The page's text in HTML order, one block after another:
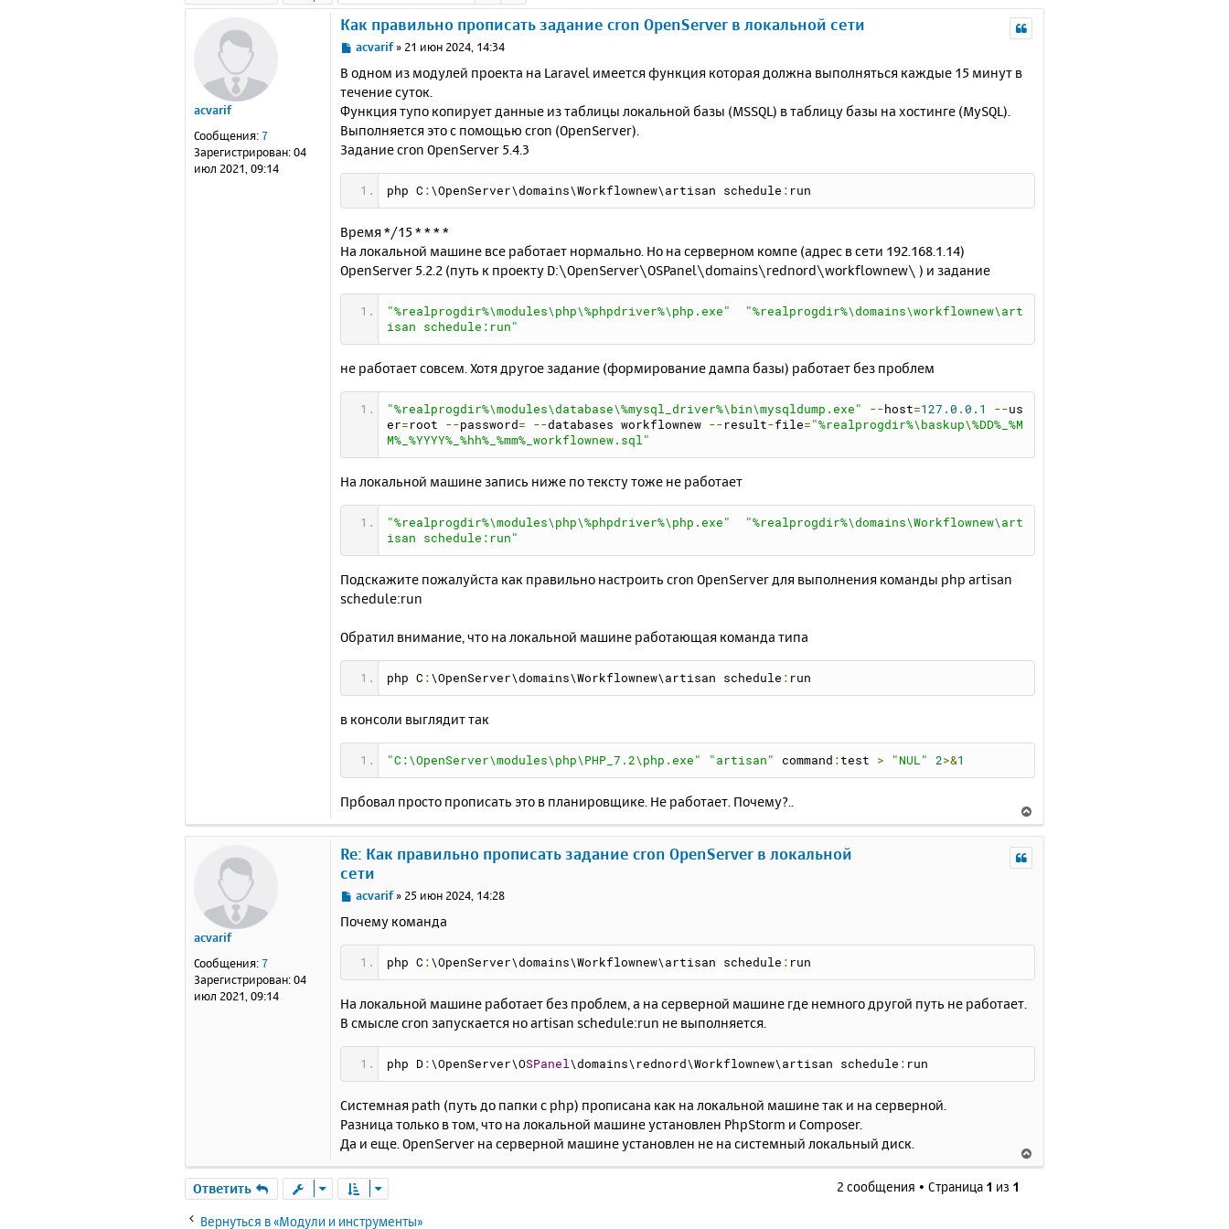
acvarif
Сообщения: 7
Зарегистрирован:04
июл 2021, 09:14
Как правильно прописать задание cron OpenServer в локальной сети
С
о
б
щ
е
н
и
е
acvarif» 21 июн 2024, 14:34
В одном из модулей проекта на Laravel имеется функция которая должна выполняться каждые 15 минут в
течение суток.
Функция тупо копирует данные из таблицы локальной базы (MSSQL) в таблицу базы на хостинге (MySQL).
Выполняется это с помощью cron (OpenServer).
Задание cron OpenServer 5.4.3
php C : \OpenServer\domains\Workflownew\artisan schedule : run
Время */15 * * * *
На локальной машине все работает нормально. Но на серверном компе (адрес в сети 192.168.1.14)
OpenServer 5.2.2 (путь к проекту D:\OpenServer\OSPanel\domains\rednord\workflownew\ ) и задание
"%realprogdir%\modules\php\%phpdriver%\php.exe"
"%realprogdir%\domains\workflownew\art
isan schedule:run"
не работает совсем. Хотя другое задание (формирование дампа базы) работает без проблем
"%realprogdir%\modules\database\%mysql_driver%\bin\mysqldump.exe" -- host=127.0 . 0.1 --us
er= root --password = --databases workflownew -- result-file= "%realprogdir%\baskup\%DD%_%M
M%_%YYYY%_%hh%_%mm%_workflownew.sql"
На локальной машине запись ниже по тексту тоже не работает
"%realprogdir%\modules\php\%phpdriver%\php.exe"
"%realprogdir%\domains\Workflownew\art
isan schedule:run"
Подскажите пожалуйста как правильно настроить cron OpenServer для выполнения команды php artisan
schedule:run
Обратил внимание, что на локальной машине работающая команда типа
php C : \OpenServer\domains\Workflownew\artisan schedule : run
в консоли выглядит так
"C:\OpenServer\modules\php\PHP_7.2\php.exe" "artisan" command :test > "NUL" 2>&1
Прбовал просто прописать это в планировщике. Не работает. Почему?..
е
я
л
acvarif
Сообщения: 7
Зарегистрирован:04
июл 2021, 09:14
Re: Как правильно прописать задание cron OpenServer в локальной
сети
С
о
б
щ
е
и
е
acvarif» 25 июн 2024, 14:28
Почему команда
php C : \OpenServer\domains\Workflownew\artisan schedule : run
На локальной машине работает без проблем, а на серверной машине где немного другой путь не работает.
В смысле cron запускается но artisan schedule:run не выполняется.
php D : \OpenServer\OSPanel \domains\rednord\Workflownew\artisan schedule : run
Системная path (путь до папки с php) прописана как на локальной машине так и на серверной.
Разница только в том, что на локальной машине установлен PhpStorm и Composer.
Да и еще. OpenServer на серверной машине установлен не на системный локальный диск.
е
Ответить 2 сообщения • Страница 1 из 1
Вернуться в «Модули и инструменты»